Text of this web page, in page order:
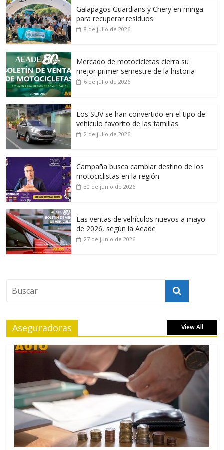
Galapagos Guardians y Chery en minga
para recuperar residuos
8 de julio de 2026
Mercado de motocicletas cierra su
mejor primer semestre de la historia
6 de julio de 2026
Los SUV se han convertido en el tipo de
vehículo favorito de las familias
2 de julio de 2026
Campaña busca cambiar destino de los
motociclistas en la región
30 de junio de 2026
Las ventas de vehículos nuevos a mayo
de 2026, según la Aeade
27 de junio de 2026
Aseguradoras View All